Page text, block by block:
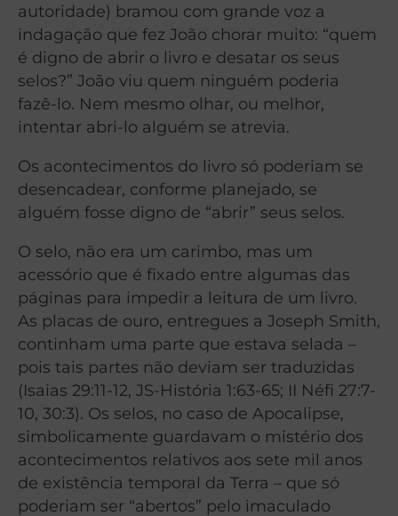
autoridade) bramou com grande voz a
indagação que fez João chorar muito: “quem
é digno de abrir o livro e desatar os seus
selos?” João viu quem ninguém poderia
fazê-lo. Nem mesmo olhar, ou melhor,
intentar abri-lo alguém se atrevia.
Os acontecimentos do livro só poderiam se
desencadear, conforme planejado, se
alguém fosse digno de “abrir” seus selos.
O selo, não era um carimbo, mas um
acessório que é fixado entre algumas das
páginas para impedir a leitura de um livro.
As placas de ouro, entregues a Joseph Smith,
continham uma parte que estava selada –
pois tais partes não deviam ser traduzidas
(Isaias 29:11-12, JS-História 1:63-65; II Néfi 27:7-
10, 30:3). Os selos, no caso de Apocalipse,
simbolicamente guardavam o mistério dos
acontecimentos relativos aos sete mil anos
de existência temporal da Terra – que só
poderiam ser “abertos” pelo imaculado